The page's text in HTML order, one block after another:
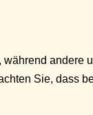
andere
Sie, dass